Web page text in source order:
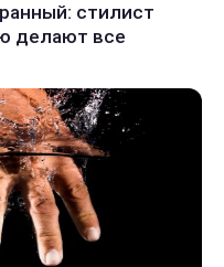
стилист
делают все